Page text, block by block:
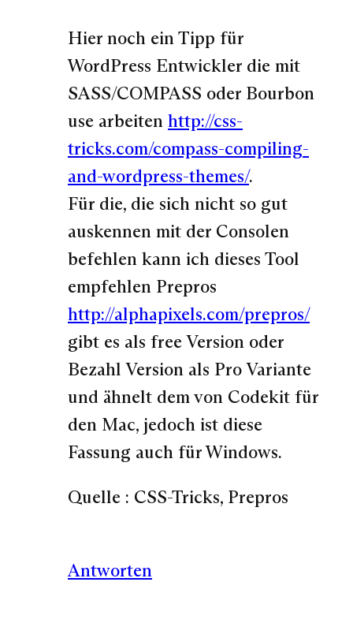
Hier noch ein Tipp für
WordPress Entwickler die mit
SASS/COMPASS oder Bourbon
use arbeiten http://css-
tricks.com/compass-compiling-
and-wordpress-themes/.
Für die, die sich nicht so gut
auskennen mit der Consolen
befehlen kann ich dieses Tool
empfehlen Prepros
http://alphapixels.com/prepros/
gibt es als free Version oder
Bezahl Version als Pro Variante
und ähnelt dem von Codekit für
den Mac, jedoch ist diese
Fassung auch für Windows.
Quelle : CSS-Tricks, Prepros
Antworten